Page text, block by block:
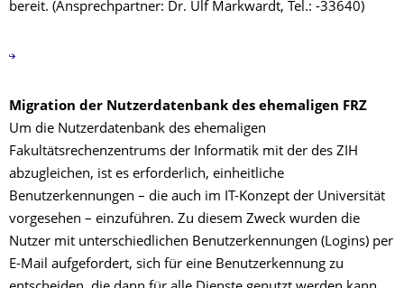
bereit. (Ansprechpartner: Dr. Ulf Markwardt, Tel.: -33640)
Migration der Nutzerdatenbank des ehemaligen FRZ
Um die Nutzerdatenbank des ehemaligen
Fakultätsrechenzentrums der Informatik mit der des ZIH
abzugleichen, ist es erforderlich, einheitliche
Benutzerkennungen – die auch im IT-Konzept der Universität
vorgesehen – einzuführen. Zu diesem Zweck wurden die
Nutzer mit unterschiedlichen Benutzerkennungen (Logins) per
E-Mail aufgefordert, sich für eine Benutzerkennung zu